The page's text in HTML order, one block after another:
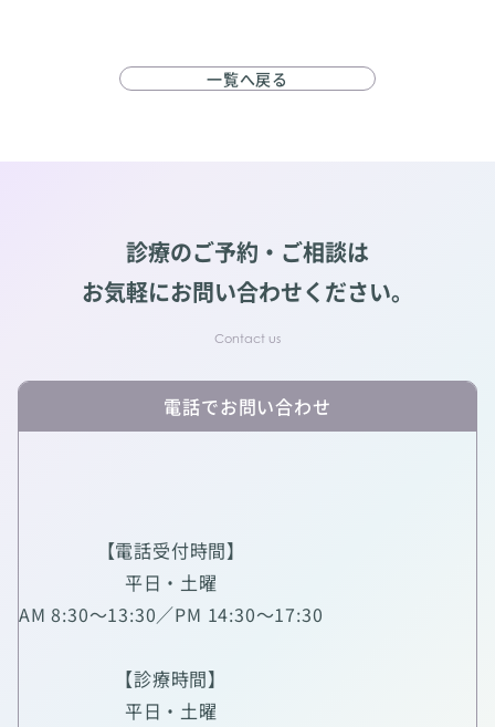
一覧へ戻る
診療のご予約・ご相談は
お気軽にお問い合わせください。
電話でお問い合わせ
【電話受付時間】
平日・土曜
AM 8:30～13:30／PM 14:30～17:30
【診療時間】
平日・土曜